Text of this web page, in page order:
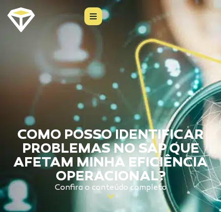
COMO POSSO IDENTIFICAR
PROBLEMAS NO SAP QUE
AFETAM MINHA EFICIÊNCIA
OPERACIONAL?
Confira o conteúdo completo